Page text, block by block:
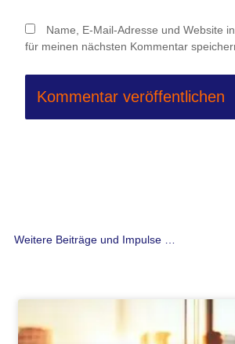
Name, E-Mail-Adresse und Website
für meinen nächsten Kommentar
Weitere Beiträge und Impulse …
SeiteSeite SeiteSeite
Seite Seite Seite Seite Seite
Seite Seite Seite Seite